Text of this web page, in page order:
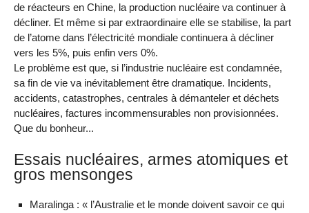
de réacteurs en Chine, la production nucléaire va continuer à
décliner. Et même si par extraordinaire elle se stabilise, la part
de l’atome dans l’électricité mondiale continuera à décliner
vers les 5%, puis enfin vers 0%.
Le problème est que, si l’industrie nucléaire est condamnée,
sa fin de vie va inévitablement être dramatique. Incidents,
accidents, catastrophes, centrales à démanteler et déchets
nucléaires, factures incommensurables non provisionnées.
Que du bonheur...
Essais nucléaires, armes atomiques et
gros mensonges
Maralinga : « l’Australie et le monde doivent savoir ce qui